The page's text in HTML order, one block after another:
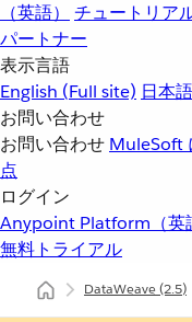
（英語）
チュートリア
パートナー
表示言語
English (Full site) 日本語
お問い合わせ
お問い合わせ MuleSoft
点
ログイン
Anypoint Platform（英
無料トライアル
DataWeave(2.5)